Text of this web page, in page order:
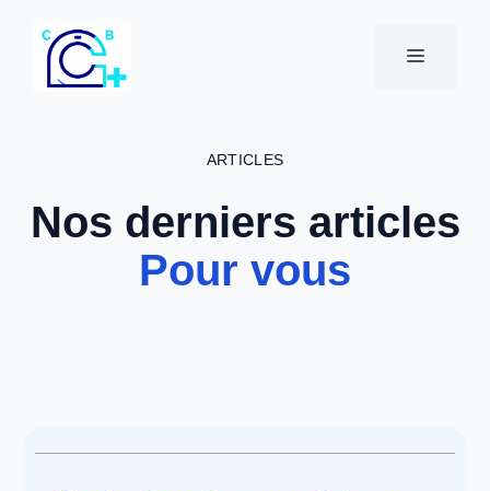
contenu
MENU
ARTICLES
Nos derniers articles
Pour vous